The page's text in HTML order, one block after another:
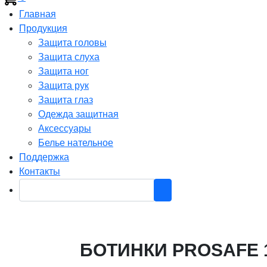
Главная
Продукция
Защита головы
Защита слуха
Защита ног
Защита рук
Защита глаз
Одежда защитная
Аксессуары
Белье нательное
Поддержка
Контакты
БОТИНКИ PROSAFE